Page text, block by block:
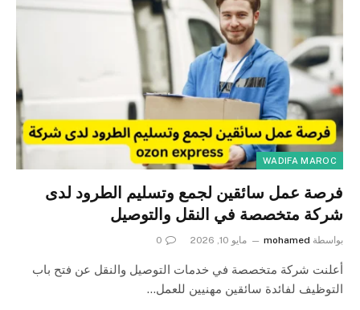
WADIFA MAROC
فرصة عمل سائقين لجمع وتسليم الطرود لدى
شركة متخصصة في النقل والتوصيل
بواسطة mohamed مايو 10, 2026 0
أعلنت شركة متخصصة في خدمات التوصيل والنقل عن فتح باب
التوظيف لفائدة سائقين مهنيين للعمل…